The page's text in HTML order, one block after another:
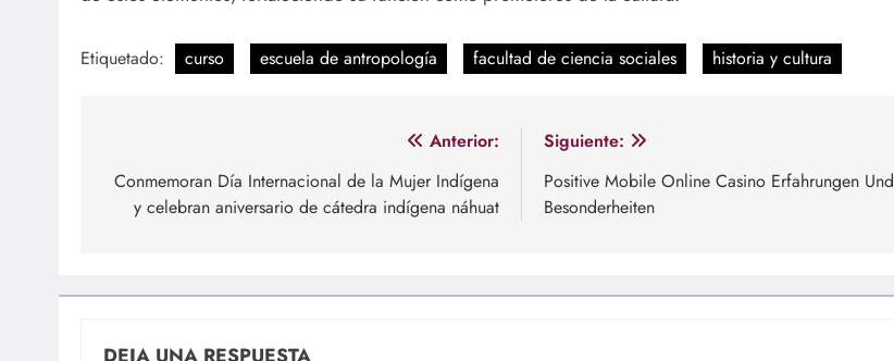
Etiquetado: curso escuela de antropología facultad de ciencia sociales historia y cultura
de
entradas
Anterior:
Conmemoran Día Internacional de la Mujer Indígena
y celebran aniversario de cátedra indígena náhuat
Siguiente:
Positive Mobile Online Casino Erfahrungen Und
Besonderheiten